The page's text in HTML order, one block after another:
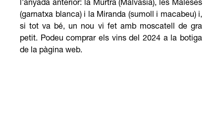
l'anyada anterior: la Murtra (Malvasia), les Maleses
(garnatxa blanca) i la Miranda (sumoll i macabeu) i,
si tot va bé, un nou vi fet amb moscatell de gra
petit. Podeu comprar els vins del 2024 a la botiga
de la pàgina web.